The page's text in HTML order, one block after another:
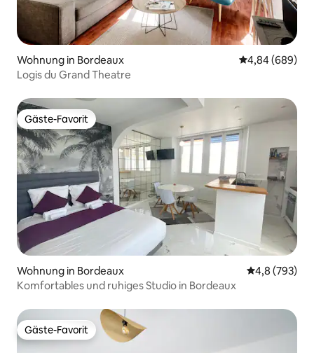
Wohnung in Bordeaux
4,84 (689)
Logis du Grand Theatre
Gäste-Favorit
Gäste-Favorit
Wohnung in Bordeaux
4,8 (793)
Komfortables und ruhiges Studio in Bordeaux
Gäste-Favorit
Gäste-Favorit